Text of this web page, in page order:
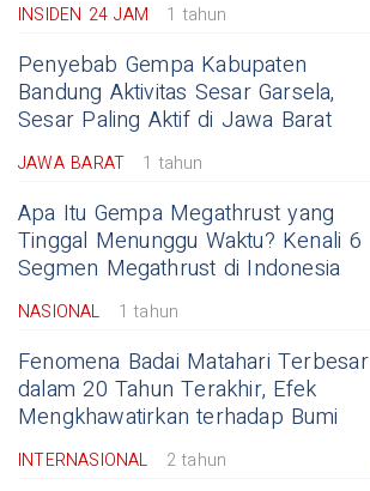
INSIDEN 24 JAM 1 tahun
Penyebab Gempa Kabupaten
Bandung Aktivitas Sesar Garsela,
Sesar Paling Aktif di Jawa Barat
JAWA BARAT 1 tahun
Apa Itu Gempa Megathrust yang
Tinggal Menunggu Waktu? Kenali 6
Segmen Megathrust di Indonesia
NASIONAL 1 tahun
Fenomena Badai Matahari Terbesar
dalam 20 Tahun Terakhir, Efek
Mengkhawatirkan terhadap Bumi
INTERNASIONAL 2 tahun